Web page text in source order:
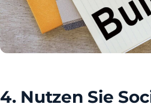
4. Nutzen Sie